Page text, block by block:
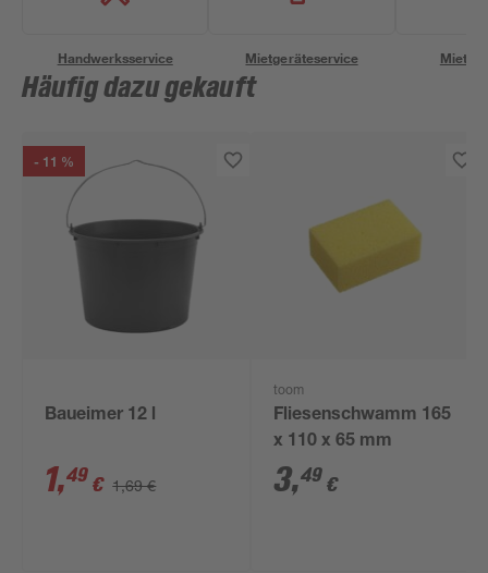
Handwerksservice Mietgeräteservice
Häufig dazu gekauft
- 11 %
Baueimer 12 l
1,49 € 1,69 €
toom
Fliesenschwamm 165
x 110 x 65 mm
3,49 €